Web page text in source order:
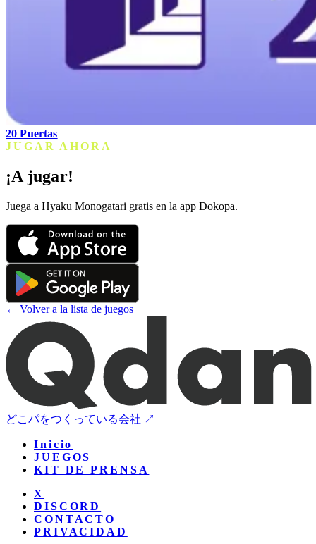
20 Puertas
JUGAR AHORA
¡A jugar!
Juega a Hyaku Monogatari gratis en la app Dokopa.
← Volver a la lista de juegos
どこパをつくっている会社 ↗
Inicio
JUEGOS
KIT DE PRENSA
X
DISCORD
CONTACTO
PRIVACIDAD